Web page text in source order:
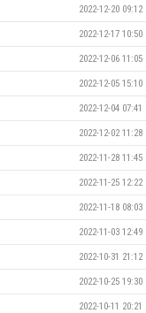
2022-12-20 09:12
2022-12-17 10:50
2022-12-06 11:05
2022-12-05 15:10
2022-12-04 07:41
2022-12-02 11:28
2022-11-28 11:45
2022-11-25 12:22
2022-11-18 08:03
2022-11-03 12:49
2022-10-31 21:12
2022-10-25 19:30
2022-10-11 20:21